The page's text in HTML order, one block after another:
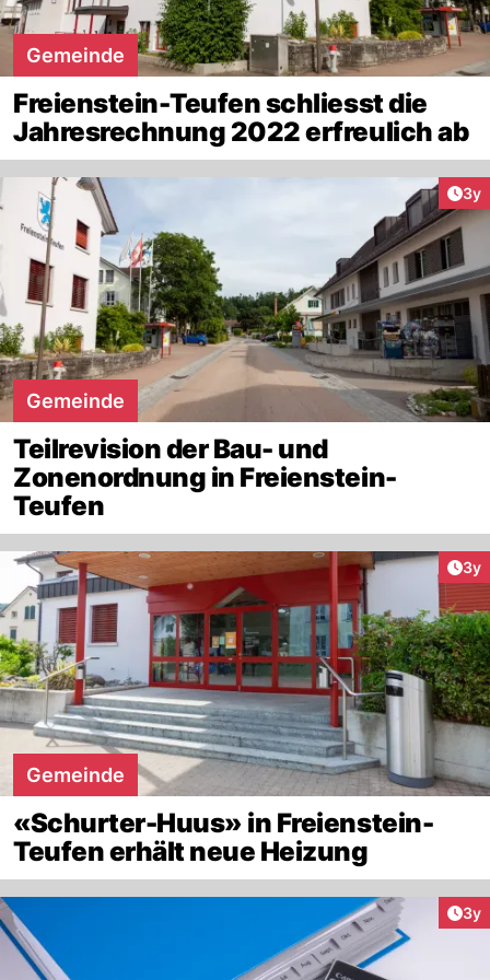
Gemeinde
Freienstein-Teufen schliesst die
Jahresrechnung 2022 erfreulich ab
3y
Gemeinde
Teilrevision der Bau- und
Zonenordnung in Freienstein-
Teufen
3y
Gemeinde
«Schurter-Huus» in Freienstein-
Teufen erhält neue Heizung
3y